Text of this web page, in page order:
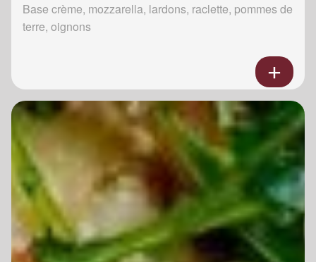
Base crème, mozzarella, lardons, raclette, pommes de
terre, oignons